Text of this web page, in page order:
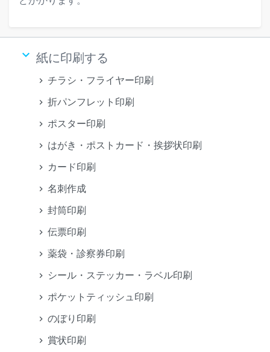
keyboard_arrow_down 紙に印刷する
チラシ・フライヤー印刷
折パンフレット印刷
ポスター印刷
はがき・ポストカード・挨拶状印刷
カード印刷
名刺作成
封筒印刷
伝票印刷
薬袋・診察券印刷
シール・ステッカー・ラベル印刷
ポケットティッシュ印刷
のぼり印刷
賞状印刷